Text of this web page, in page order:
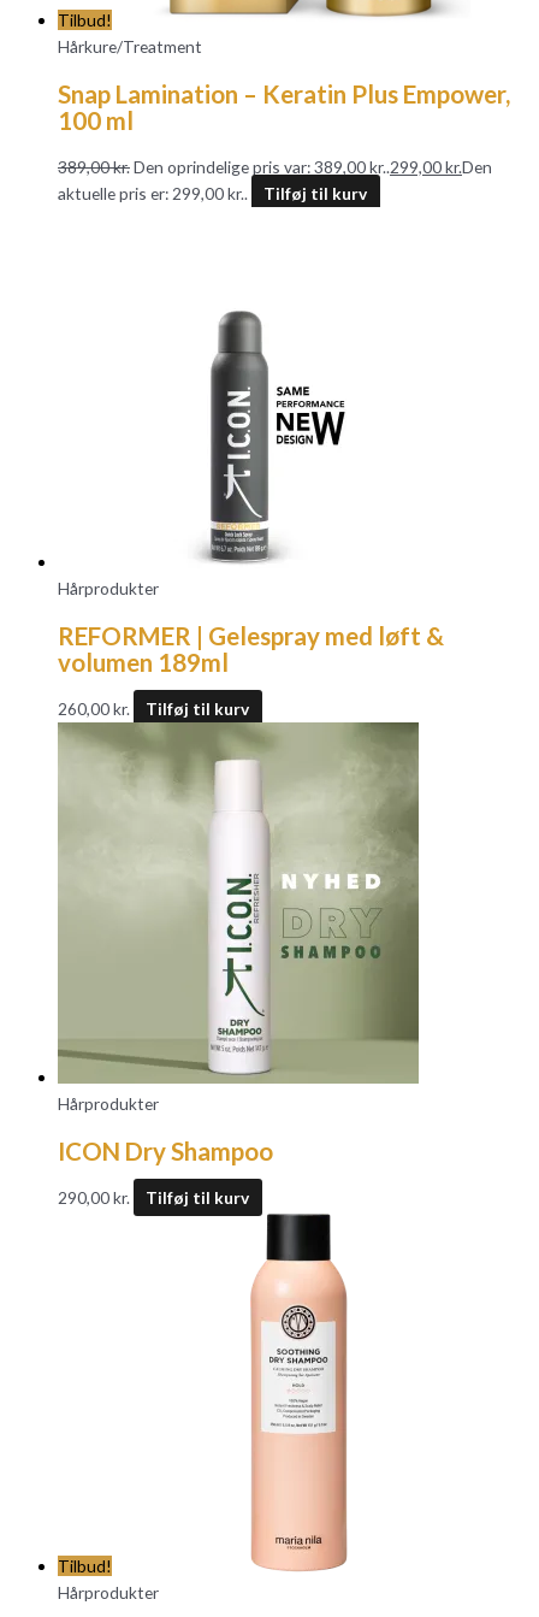
Tilbud!
Hårkure/Treatment
Snap Lamination – Keratin Plus Empower,
100 ml
389,00kr.Den oprindelige pris var: 389,00 kr..299,00kr.Den
aktuelle pris er: 299,00 kr..
Tilføj til kurv
Hårprodukter
REFORMER | Gelespray med løft &
volumen 189ml
260,00kr. Tilføj til kurv
Hårprodukter
ICON Dry Shampoo
290,00kr. Tilføj til kurv
Tilbud!
Hårprodukter